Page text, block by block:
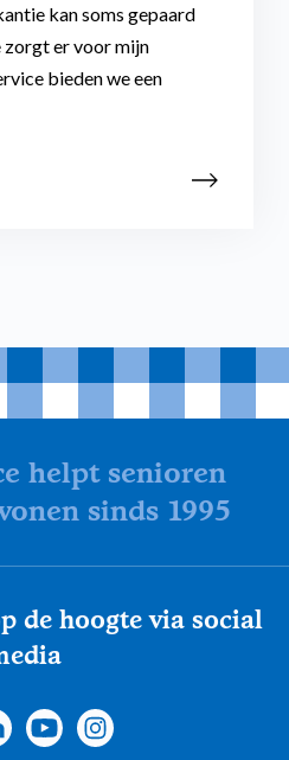
kan soms gepaard
zorgt er voor mijn
bieden we een
helpt senioren
sinds 1995
de hoogte via social